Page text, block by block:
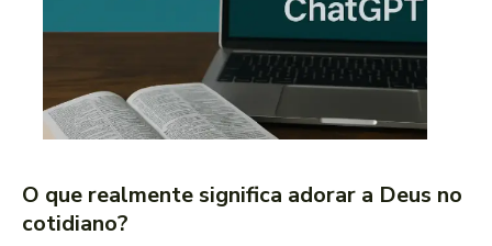
O que realmente significa adorar a Deus no
cotidiano?